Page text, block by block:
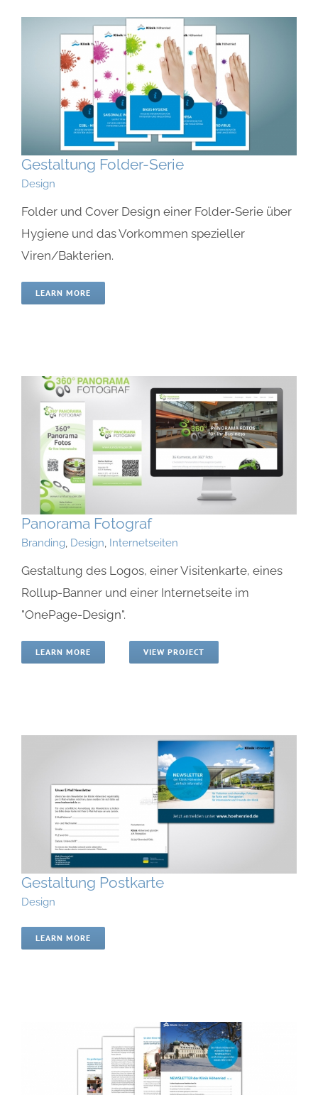
Gestaltung Folder-Serie
Design
Folder und Cover Design einer Folder-Serie über
Hygiene und das Vorkommen spezieller
Viren/Bakterien.
LEARN MORE
Panorama Fotograf
Branding, Design, Internetseiten
Gestaltung des Logos, einer Visitenkarte, eines
Rollup-Banner und einer Internetseite im
"OnePage-Design".
LEARN MORE VIEW PROJECT
Gestaltung Postkarte
Design
LEARN MORE